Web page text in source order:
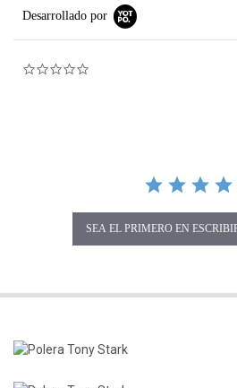
Desarrollado por
SEA EL PRIMERO EN